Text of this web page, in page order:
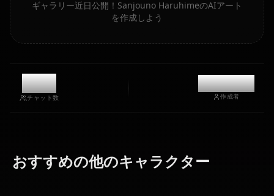
ギャラリー近日公開！Sanjouno HaruhimeのAIアート
を作成しよう
9.6k
チャット数
@kanashi
作成者
おすすめの他のキャラクター
ベル・クラネ
レンシュタイ